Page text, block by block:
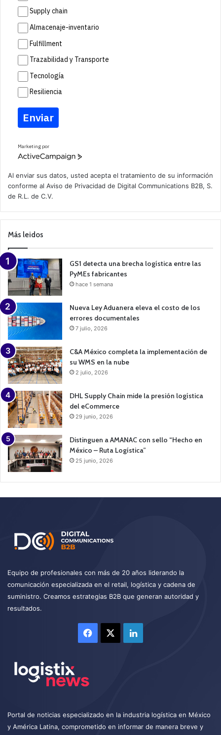
Supply chain
Almacenaje-inventario
Fulfillment
Trazabilidad y Transporte
Tecnología
Resiliencia
Enviar
Marketing por
A
v
e
a
m
a
n
Al enviar sus datos, usted acepta el tratamiento de su información
conforme al Aviso de Privacidad de Digital Communications B2B, S.
de R.L. de C.V.
Más leidos
GS1 detecta una brecha logística entre las
PyMEs fabricantes
hace 1 semana
Nueva Ley Aduanera eleva el costo de los
errores documentales
7 julio, 2026
C&A México completa la implementación de
su WMS en la nube
2 julio, 2026
DHL Supply Chain mide la presión logística
del eCommerce
29 junio, 2026
Distinguen a AMANAC con sello “Hecho en
México – Ruta Logística”
25 junio, 2026
Equipo de profesionales con más de 20 años liderando la
comunicación especializada en el retail, logística y cadena de
suministro. Creamos estrategias B2B que generan autoridad y
resultados.
Facebook LinkedIn
Portal de noticias especializado en la industria logística en México
y América Latina, comprometido en informar de manera breve y